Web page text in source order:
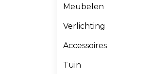
Meubelen
Verlichting
Accessoires
Tuin